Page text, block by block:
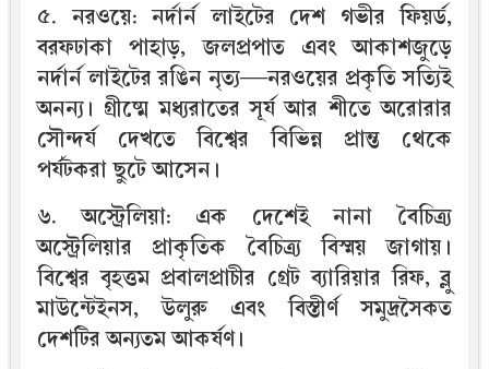
৫. নরওয়ে: নর্দার্ন লাইটের দেশ গভীর ফিয়র্ড,
বরফঢাকা পাহাড়, জলপ্রপাত এবং আকাশজুড়ে
নর্দার্ন লাইটের রঙিন নৃত্য—নরওয়ের প্রকৃতি সত্যিই
অনন্য। গ্রীষ্মে মধ্যরাতের সূর্য আর শীতে অরোরার
সৌন্দর্য দেখতে বিশ্বের বিভিন্ন প্রান্ত থেকে
পর্যটকরা ছুটে আসেন।
৬. অস্ট্রেলিয়া: এক দেশেই নানা বৈচিত্র্য
অস্ট্রেলিয়ার প্রাকৃতিক বৈচিত্র্য বিস্ময় জাগায়।
বিশ্বের বৃহত্তম প্রবালপ্রাচীর গ্রেট ব্যারিয়ার রিফ, ব্লু
মাউন্টেইনস, উলুরু এবং বিস্তীর্ণ সমুদ্রসৈকত
দেশটির অন্যতম আকর্ষণ।